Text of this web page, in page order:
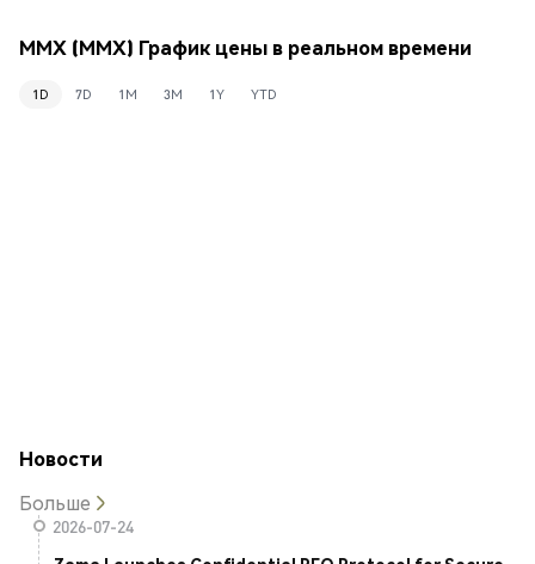
MMX (MMX) График цены в реальном времени
1D 7D 1M 3M 1Y YTD
Новости
Больше
2026-07-24